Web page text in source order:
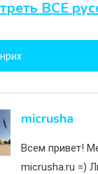
ВСЕ
micrusha
Всем привет!
micrusha.ru =)